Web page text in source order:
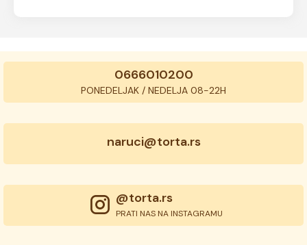
0666010200
PONEDELJAK / NEDELJA 08-22H
naruci@torta.rs
@torta.rs
PRATI NAS NA INSTAGRAMU